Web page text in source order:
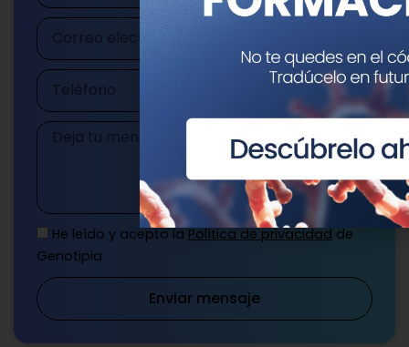
Correo
electrónico
Teléfono
Mensaje
He leído y acepto laPolítica de privacidad de
Genotipia
Enviar mensaje